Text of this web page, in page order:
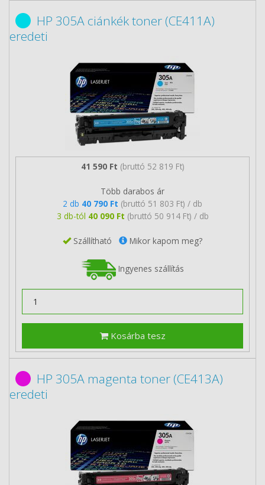
HP 305A ciánkék toner (CE411A)
eredeti
41 590 Ft (bruttó 52 819 Ft)
Több darabos ár
2 db 40 790 Ft (bruttó 51 803 Ft) / db
3 db-tól 40 090 Ft (bruttó 50 914 Ft) / db
Szállítható Mikor kapom meg?
Ingyenes szállítás
Kosárba tesz
HP 305A magenta toner (CE413A)
eredeti